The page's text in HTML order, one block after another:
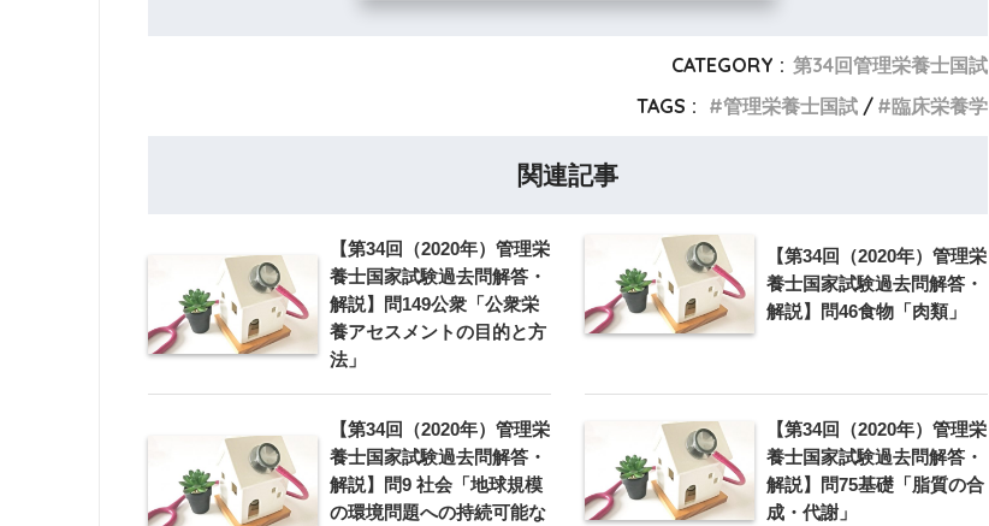
CATEGORY : 第34回管理栄養士国試
TAGS :
管理栄養士国試 臨床栄養学
関連記事
【第34回（2020年）管理栄
養士国家試験過去問解答・
解説】問149公衆「公衆栄
養アセスメントの目的と方
法」
【第34回（2020年）管理栄
養士国家試験過去問解答・
解説】問46食物「肉類」
【第34回（2020年）管理栄
養士国家試験過去問解答・
解説】問9 社会「地球規模
の環境問題への持続可能な
【第34回（2020年）管理栄
養士国家試験過去問解答・
解説】問75基礎「脂質の合
成・代謝」